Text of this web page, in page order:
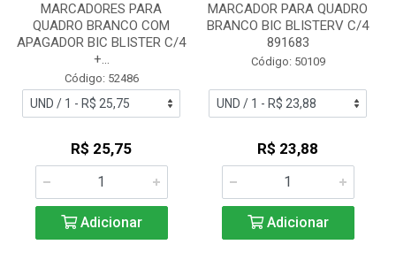
MARCADORES PARA
QUADRO BRANCO COM
APAGADOR BIC BLISTER C/4
+...
Código: 52486
R$ 25,75
Adicionar
MARCADOR PARA QUADRO
BRANCO BIC BLISTERV C/4
891683
Código: 50109
R$ 23,88
Adicionar